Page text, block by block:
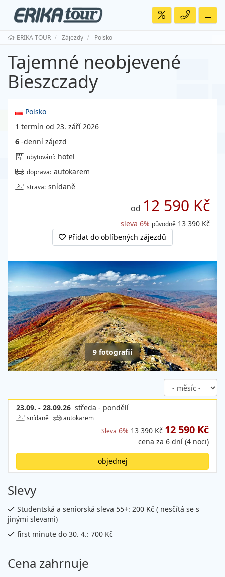
ERIKA TOUR Zájezdy Polsko
Tajemné neobjevené
Bieszczady
Polsko
1 termín od 23. září 2026
6 -denní zájezd
ubytování: hotel
doprava: autokarem
strava: snídaně
od 12 590 Kč
sleva 6% původně 13 390 Kč
Přidat do oblíbených zájezdů
9 fotografií
23.09. - 28.09.26 středa - pondělí
snídaně
autokarem
Sleva 6% 13 390 Kč 12 590 Kč
cena za 6 dní (4 noci)
objednej
Slevy
Studentská a seniorská sleva 55+: 200 Kč ( nesčítá se s
jinými slevami)
first minute do 30. 4.: 700 Kč
Cena zahrnuje